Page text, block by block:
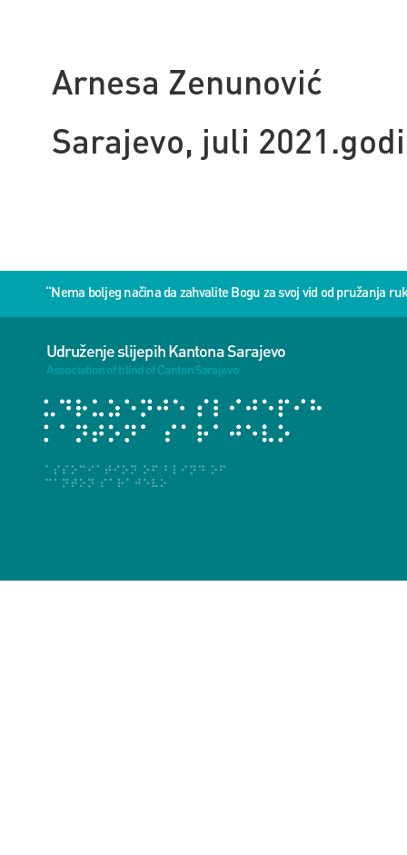
Arnesa Zenunović
Sarajevo, juli
“Nema boljeg načina da zahvalite Bogu za svoj vid od pružanja
Udruženje slijepih Kantona Sarajevo
Association of blind of Canton Sarajevo